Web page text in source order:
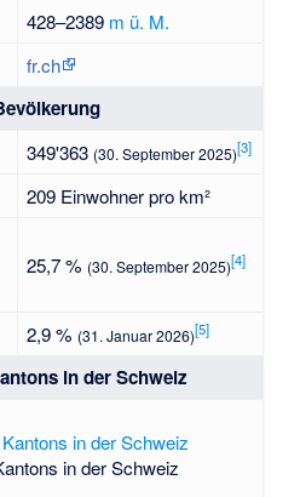
428–2389 m ü. M.
fr.ch
349'363 (30. September 2025)[3]
209 Einwohner pro km²
25,7 % (30. September 2025)[4]
2,9 % (31. Januar 2026)[5]
in der Schweiz
in der Schweiz